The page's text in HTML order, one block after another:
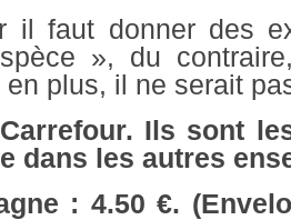
il faut donner des
», du
plus, il ne serait
Ils sont
dans les autres
: 4.50 €.